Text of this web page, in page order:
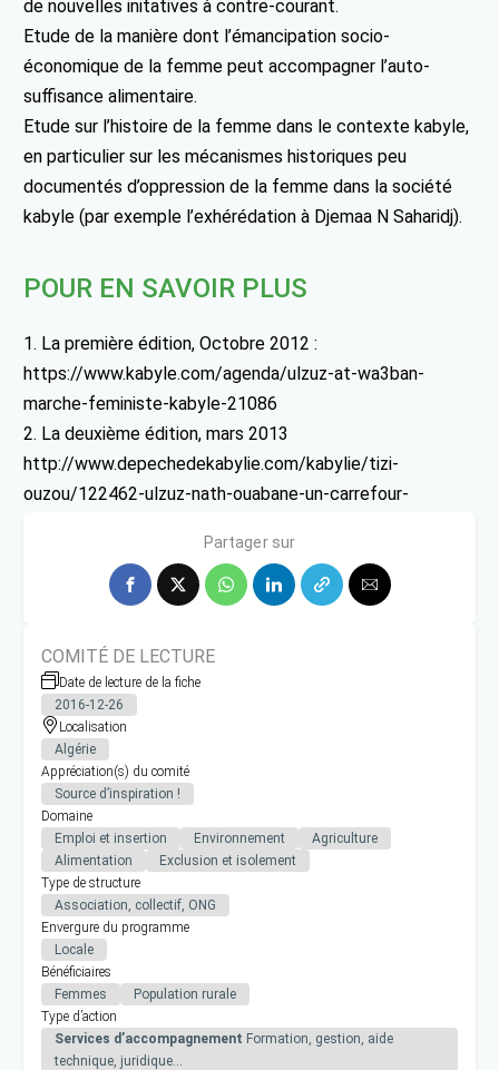
de nouvelles initatives à contre-courant.
Etude de la manière dont l’émancipation socio-
économique de la femme peut accompagner l’auto-
suffisance alimentaire.
Etude sur l’histoire de la femme dans le contexte kabyle,
en particulier sur les mécanismes historiques peu
documentés d’oppression de la femme dans la société
kabyle (par exemple l’exhérédation à Djemaa N Saharidj).
POUR EN SAVOIR PLUS
1. La première édition, Octobre 2012 :
https://www.kabyle.com/agenda/ulzuz-at-wa3ban-
marche-feministe-kabyle-21086
2. La deuxième édition, mars 2013
http://www.depechedekabylie.com/kabylie/tizi-
ouzou/122462-ulzuz-nath-ouabane-un-carrefour-
Partager sur
COMITÉ DE LECTURE
Date de lecture de la fiche
2016-12-26
Localisation
Algérie
Appréciation(s) du comité
Source d’inspiration !
Domaine
Emploi et insertion
Environnement
Agriculture
Alimentation
Exclusion et isolement
Type de structure
Association, collectif, ONG
Envergure du programme
Locale
Bénéficiaires
Femmes
Population rurale
Type d’action
Services d’accompagnement Formation, gestion, aide
technique, juridique…